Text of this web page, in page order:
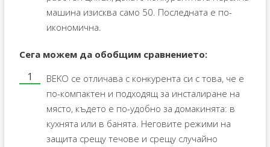
машина изисква само 50. Последната е по-
икономична.
Сега можем да обобщим сравнението:
BEKO се отличава с конкурента си с това, че е
по-компактен и подходящ за инсталиране на
място, където е по-удобно за домакинята: в
кухнята или в банята. Неговите режими на
защита срещу течове и срещу случайно